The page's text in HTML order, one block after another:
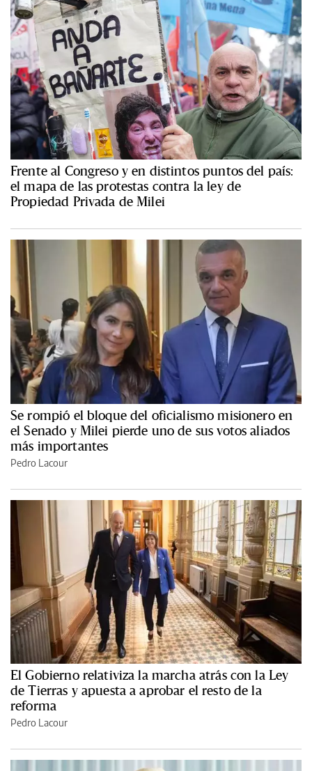
Frente al Congreso y en distintos puntos del país:
el mapa de las protestas contra la ley de
Propiedad Privada de Milei
Se rompió el bloque del oficialismo misionero en
el Senado y Milei pierde uno de sus votos aliados
más importantes
Pedro Lacour
El Gobierno relativiza la marcha atrás con la Ley
de Tierras y apuesta a aprobar el resto de la
reforma
Pedro Lacour